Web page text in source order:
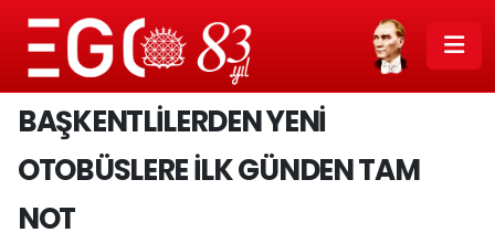
BAŞKENTLİLERDEN YENİ
OTOBÜSLERE İLK GÜNDEN TAM
NOT